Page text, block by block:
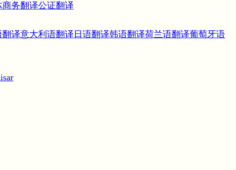
商务翻译公证翻译
翻译意大利语翻译 日语翻译韩语翻译荷兰语翻译葡萄牙语